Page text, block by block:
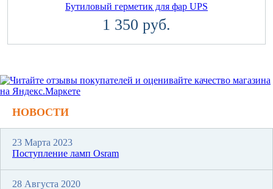
Бутиловый герметик для фар UPS
1 350 руб.
НОВОСТИ
23 Марта 2023
Поступление ламп Osram
28 Августа 2020